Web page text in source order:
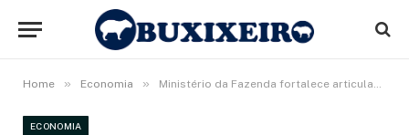
Home » Economia » Ministério da Fazenda fortalece articulação nacional sobre apostas em reunião do Sinapo
ECONOMIA